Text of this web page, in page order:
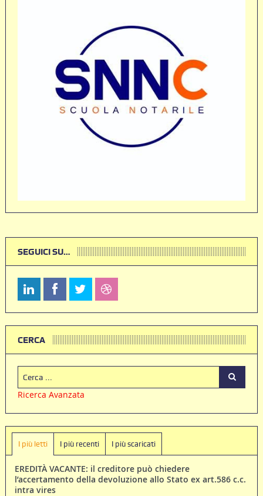
SEGUICI SU…
CERCA
Ricerca Avanzata
I più letti I più recenti I più scaricati
EREDITÀ VACANTE: il creditore può chiedere
l’accertamento della devoluzione allo Stato ex art.586 c.c.
intra vires